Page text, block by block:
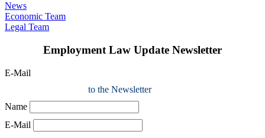
News
Economic Team
Legal Team
Employment Law Update Newsletter
E-Mail
to the Newsletter
Name
E-Mail